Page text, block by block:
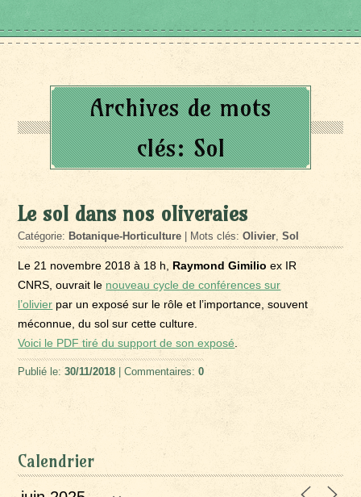
Archives de mots
clés:Sol
Le sol dans nos oliveraies
Catégorie: Botanique-Horticulture | Mots clés:Olivier,Sol
Le 21 novembre 2018 à 18 h, Raymond Gimilio ex IR
CNRS, ouvrait le nouveau cycle de conférences sur
l’olivier par un exposé sur le rôle et l’importance, souvent
méconnue, du sol sur cette culture.
Voici le PDF tiré du support de son exposé
Publié le:30/11/2018 | Commentaires:0
Calendrier